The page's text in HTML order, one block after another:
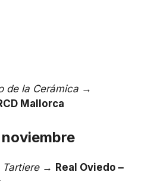
de la Cerámica →
Mallorca
Tartiere→ Real Oviedo –